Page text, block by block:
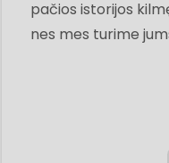
pačios istorijos
nes mes turime